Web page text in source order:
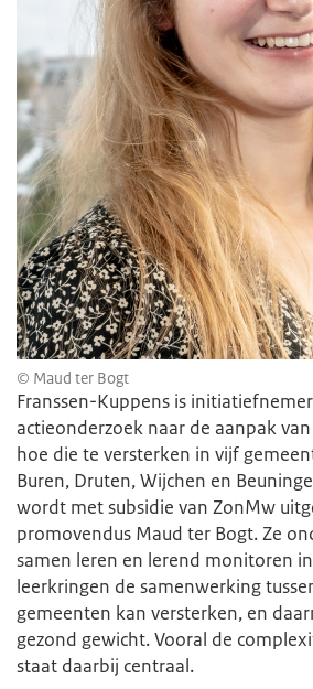
© Maud ter Bogt
Franssen-Kuppens is
actieonderzoek naar de aanpak
hoe die te versterken in vijf
Buren, Druten, Wijchen en
wordt met subsidie van ZonMw
promovendus Maud ter Bogt. Ze
samen leren en lerend monitoren
leerkringen de samenwerking
gemeenten kan versterken, en
gezond gewicht. Vooral de
staat daarbij centraal.